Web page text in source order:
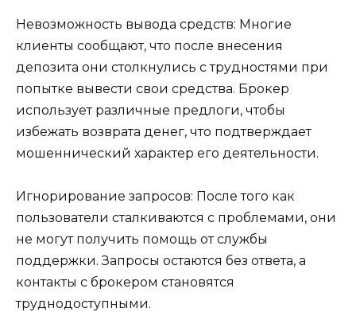
Невозможность вывода средств: Многие
клиенты сообщают, что после внесения
депозита они столкнулись с трудностями при
попытке вывести свои средства. Брокер
использует различные предлоги, чтобы
избежать возврата денег, что подтверждает
мошеннический характер его деятельности.
Игнорирование запросов: После того как
пользователи сталкиваются с проблемами, они
не могут получить помощь от службы
поддержки. Запросы остаются без ответа, а
контакты с брокером становятся
труднодоступными.